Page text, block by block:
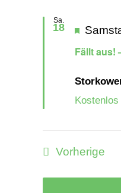
Sa.
18
Fällt aus!
Kostenlos
Vorherige